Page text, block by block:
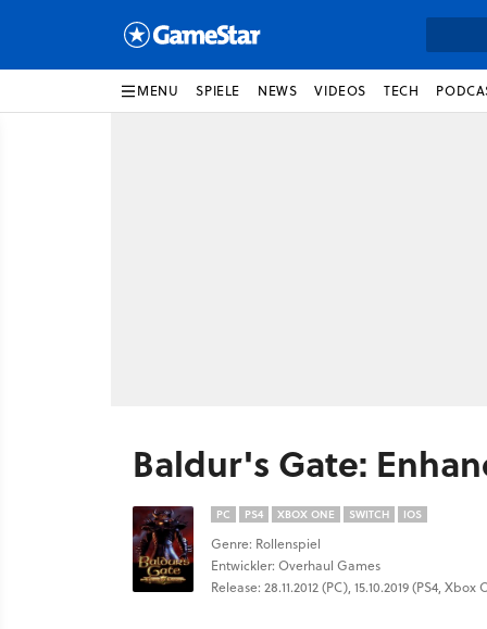
MENU SPIELE NEWS VIDEOS TECH
Baldur's Gate:
PC PS4 XBOX ONE SWITCH IOS
Genre: Rollenspiel
Entwickler: Overhaul Games
Release: 28.11.2012 (PC), 15.10.2019 (PS4,